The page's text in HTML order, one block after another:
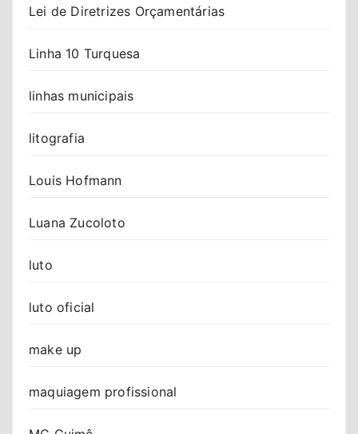
Lei de Diretrizes Orçamentárias
Linha 10 Turquesa
linhas municipais
litografia
Louis Hofmann
Luana Zucoloto
luto
luto oficial
make up
maquiagem profissional